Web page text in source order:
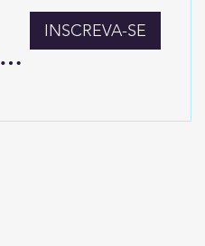
IMERSÃO EM GESTÃO E MENSURAÇÃO DE PATROCÍNIOS
INSCREVA-SE